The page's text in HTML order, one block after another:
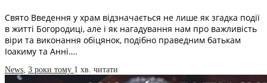
Свято Введення у храм відзначається не лише як згадка події
в житті Богородиці, але і як нагадування нам про важливість
віри та виконання обіцянок, подібно праведним батькам
Іоакиму та Анні….
News 3 роки тому 1 хв. читати